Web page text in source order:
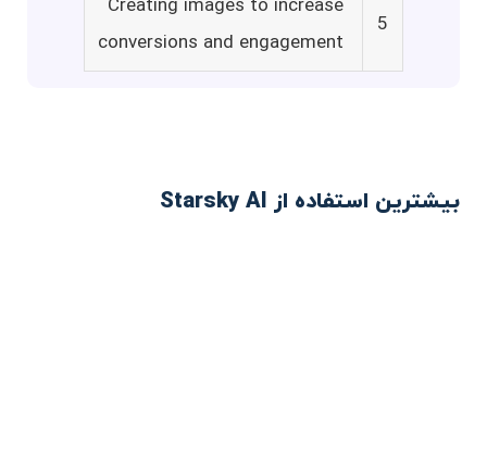
5
Creating images to increase
conversions and engagement
بیشترین استفاده از Starsky AI